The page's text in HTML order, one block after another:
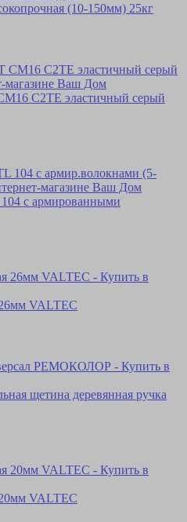
(10-150мм) 25кг
С2ТE эластичный серый
с армированными
VALTEC
щетина деревянная ручка
VALTEC